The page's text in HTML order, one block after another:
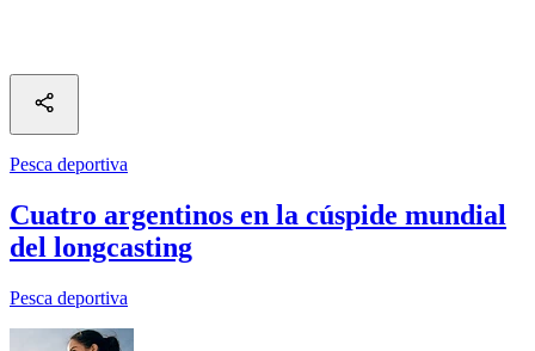
Pesca deportiva
Cuatro argentinos en la cúspide mundial
del longcasting
Pesca deportiva